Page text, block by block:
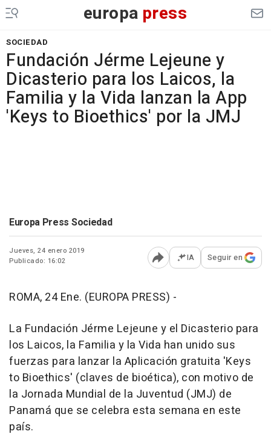
europa press
SOCIEDAD
Fundación Jérme Lejeune y
Dicasterio para los Laicos, la
Familia y la Vida lanzan la App
'Keys to Bioethics' por la JMJ
Europa Press Sociedad
Jueves, 24 enero 2019
Publicado: 16:02
Abrir opciones para
IA Seguir en
ROMA, 24 Ene. (EUROPA PRESS) -
La Fundación Jérme Lejeune y el Dicasterio para
los Laicos, la Familia y la Vida han unido sus
fuerzas para lanzar la Aplicación gratuita 'Keys
to Bioethics' (claves de bioética), con motivo de
la Jornada Mundial de la Juventud (JMJ) de
Panamá que se celebra esta semana en este
país.